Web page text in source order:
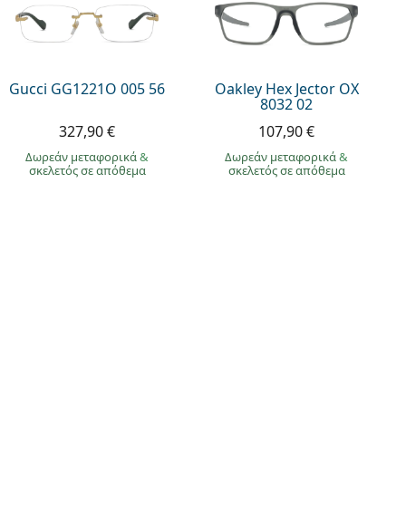
Gucci GG1221O 005 56
327,90 €
Δωρεάν μεταφορικά&
σκελετός σε απόθεμα
Oakley Hex Jector OX
8032 02
107,90 €
Δωρεάν μεταφορικά&
σκελετός σε απόθεμα